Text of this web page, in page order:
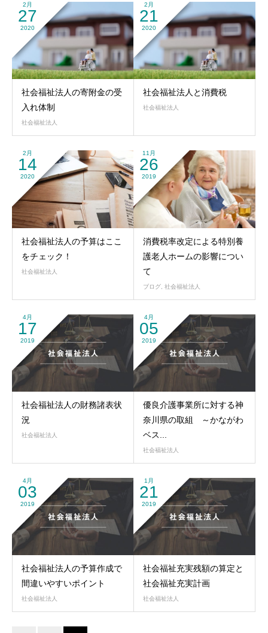
2月
27
2020
社会福祉法人の寄附金の受
入れ体制
社会福祉法人
2月
21
2020
社会福祉法人と消費税
社会福祉法人
2月
14
2020
社会福祉法人の予算はここ
をチェック！
社会福祉法人
11月
26
2019
消費税率改定による特別養
護老人ホームの影響につい
て
ブログ 社会福祉法人
4月
17
2019
社会福祉法人の財務諸表状
況
社会福祉法人
4月
05
2019
優良介護事業所に対する神
奈川県の取組 ～かながわ
ベス...
社会福祉法人
4月
03
2019
社会福祉法人の予算作成で
間違いやすいポイント
社会福祉法人
1月
21
2019
社会福祉充実残額の算定と
社会福祉充実計画
社会福祉法人